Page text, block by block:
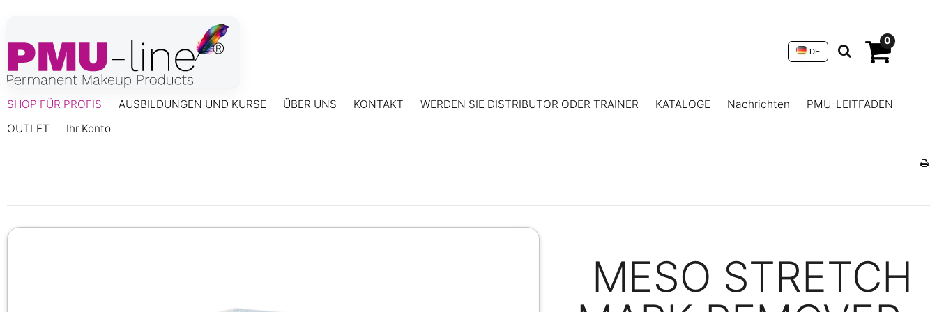
0
DE
SHOP FÜR PROFIS AUSBILDUNGEN UND KURSE ÜBER UNS KONTAKT WERDEN SIE DISTRIBUTOR ODER TRAINER KATALOGE Nachrichten
PMU-LEITFADEN
OUTLET
Ihr Konto
MESO STRETCH